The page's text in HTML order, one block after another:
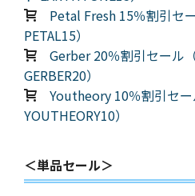
Petal Fresh 15％割引セ
PETAL15）
Gerber 20％割引セール
GERBER20）
Youtheory 10％割引セ
YOUTHEORY10）
＜単品セール＞